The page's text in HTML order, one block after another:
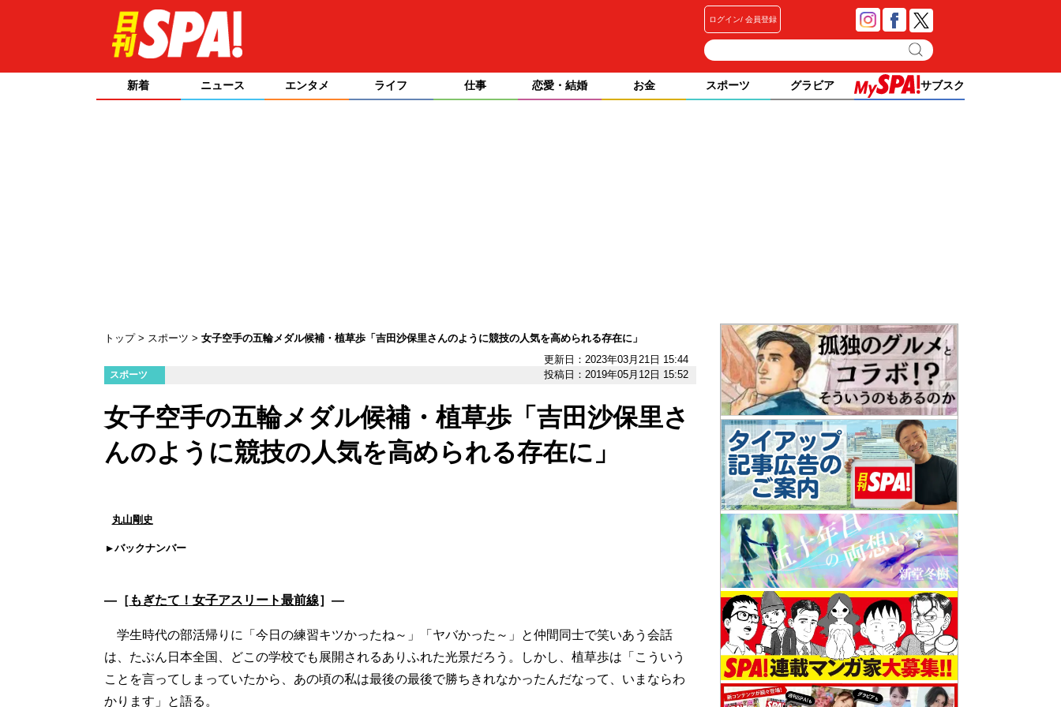
ログイン 会員登録
新着 ニュース エンタメ ライフ 仕事 恋愛・結婚 お金 スポーツ グラビア サブスク
トップ スポーツ
女子空手の五輪メダル候補・植草歩「吉田沙保里さんのように競技の人気を高められる存在に」
更新日：2023年03月21日 15:44
スポーツ 投稿日：2019年05月12日 15:52
女子空手の五輪メダル候補・植草歩「吉田沙保里さ
んのように競技の人気を高められる存在に」
丸山剛史
バックナンバー
―［ もぎたて！女子アスリート最前線］―
学生時代の部活帰りに「今日の練習キツかったね～」「ヤバかった～」と仲間同士で笑いあう会話
は、たぶん日本全国、どこの学校でも展開されるありふれた光景だろう。しかし、植草歩は「こういう
ことを言ってしまっていたから、あの頃の私は最後の最後で勝ちきれなかったんだなって、いまならわ
かります」と語る。